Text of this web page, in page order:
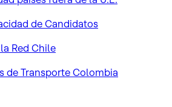
de Candidatos
Red Chile
de Transporte Colombia